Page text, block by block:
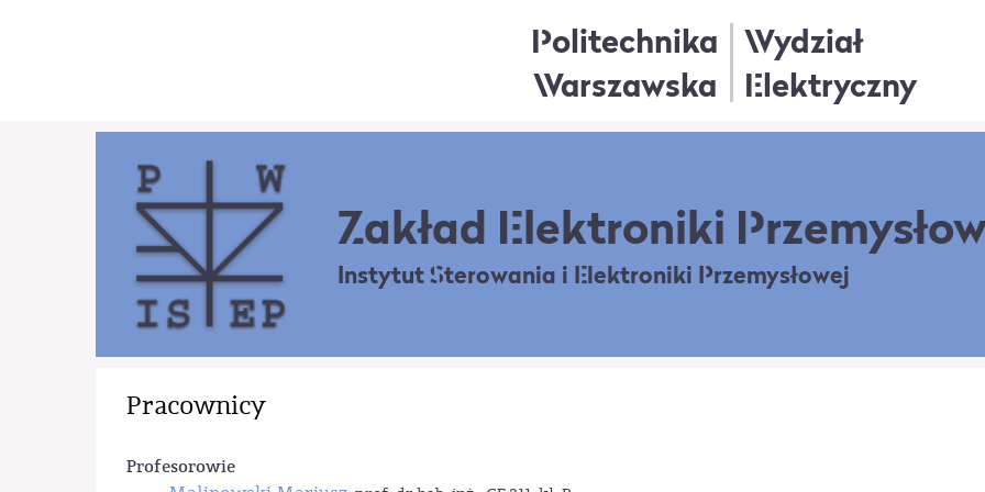
Politechnika
Warszawska
Wydział
Elektryczny
Zakład Elektroniki
Instytut Sterowania i Elektroniki Przemysłowej
Pracownicy
Profesorowie